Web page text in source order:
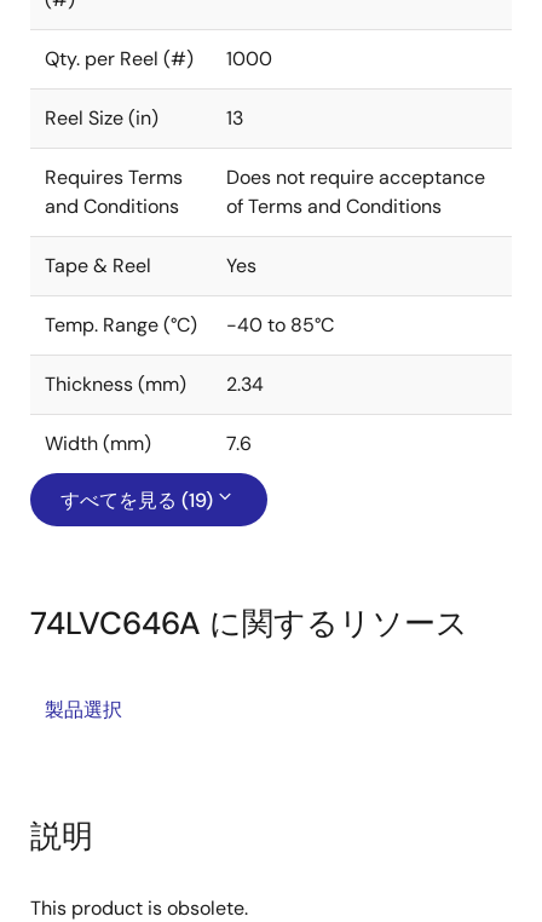
Qty. per Reel (#) 1000
Reel Size (in) 13
Requires Terms
and Conditions
Does not require acceptance
of Terms and Conditions
Tape & Reel Yes
Temp. Range (°C) -40 to 85°C
Thickness (mm) 2.34
Width (mm) 7.6
すべてを見る (19)
74LVC646A に関するリソース
製品選択
説明
This product is obsolete.